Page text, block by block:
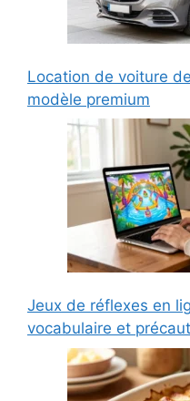
Location de voiture
modèle premium
Jeux de réflexes en
vocabulaire et